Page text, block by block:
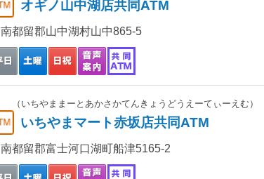
オギノ山中湖店共同ATM
南都留郡山中湖村山中865-5
（いちやままーとあかさかてんきょうどうえーてぃーえむ）
いちやまマート赤坂店共同ATM
南都留郡富士河口湖町船津5165-2